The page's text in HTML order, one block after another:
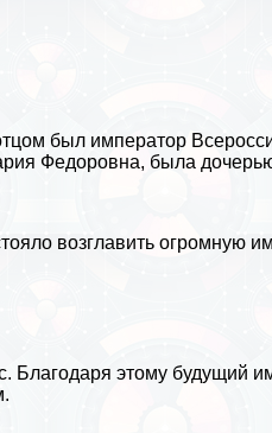
был император
Федоровна, была
возглавить огромную
Благодаря этому будущий
.